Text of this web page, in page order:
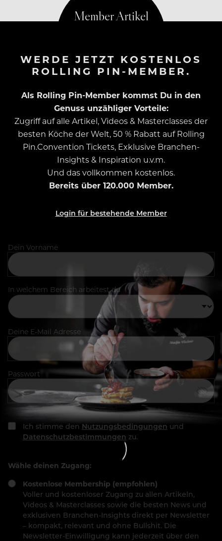
WERDE JETZT KOSTENLOS
ROLLING PIN-MEMBER.
Als Rolling Pin-Member kommst Du in den
Genuss unzähliger Vorteile:
Zugriff auf alle Artikel, Videos & Masterclasses der
besten Köche der Welt, 50 % Rabatt auf Rolling
Pin.Convention Tickets, Exklusive Branchen-
Insights & Inspiration u.v.m.
Und das vollkommen kostenlos.
Bereits über 120.000 Member.
Login für bestehende Member
Dein Vorname
In welchem Bereich arbeitest du
Deine E-Mail Adresse
Passwort
Ich stimme den Nutzungsbedingungen und
Datenschutzbestimmungen zu.
Wähle deinen Zugang:
Kostenlose Membership (empfohlen)
Voller und kostenloser Zugang zu allen Artikeln,
Videos & Masterclasses sowie die besten News und
exklusiven Branchen-Insights direkt per Newsletter
– kompakt, relevant und ohne Bullshit. Die
Newsletter-Einwilligung kann jederzeit über den